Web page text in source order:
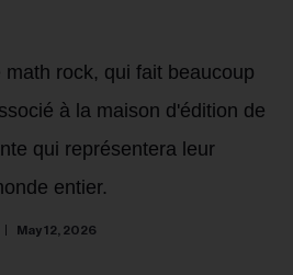
rock, qui fait beaucoup
à la maison d'édition de
qui représentera leur
entier.
May 12, 2026